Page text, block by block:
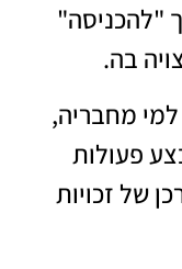
"להכניסה"
בה.
מחבריה,
פעולות
של זכויות